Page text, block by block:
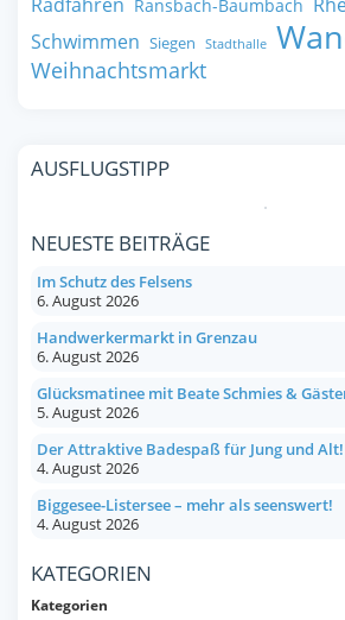
Ransbach-Baumbach
Schwimmen Siegen Stadthalle
Weihnachtsmarkt
AUSFLUGSTIPP
NEUESTE BEITRÄGE
Im Schutz des Felsens
6. August 2026
Handwerkermarkt in Grenzau
6. August 2026
Glücksmatinee mit Beate Schmies &
5. August 2026
Der Attraktive Badespaß für Jung und Alt!
4. August 2026
Biggesee-Listersee – mehr als seenswert!
4. August 2026
KATEGORIEN
Kategorien